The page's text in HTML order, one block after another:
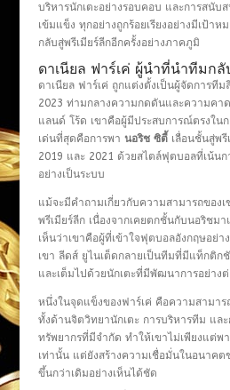
บริหารนักเตะอย่างรอบคอบ และการสนับ
เข้มแข็ง ทุกอย่างถูกร้อยเรียงอย่างมีเป้าห
กลับสู่พรีเมียร์ลีกอีกครั้งอย่างภาคภูมิ
ดาเนียล ฟาร์เค่ ผู้นำที่นำทีมกลั
ดาเนียล ฟาร์เค่ ถูกแต่งตั้งเป็นผู้จัดการทีม
2023 ท่ามกลางความกดดันและความคา
แลนด์ โร้ด เขาคือผู้มีประสบการณ์ตรงใน
เด่นที่สุดคือการพา นอริช ซิตี้เลื่อนชั้นสู่พรี
2019 และ 2021 ด้วยสไตล์ฟุตบอลที่เน้นก
อย่างเป็นระบบ
แม้จะมีคำถามเกี่ยวกับความสามารถของ
พรีเมียร์ลีก เนื่องจากเคยตกชั้นกับนอริชม
เห็นว่าเขาคือผู้ที่เข้าใจฟุตบอลอังกฤษอย่
เขา ลีดส์ ยูไนเต็ดกลายเป็นทีมที่มีแท็กติก
และเต็มไปด้วยนักเตะที่มีพัฒนาการอย่างต่
หนึ่งในจุดแข็งของฟาร์เค่ คือความสามาร
ทั้งด้านจิตวิทยานักเตะ การบริหารทีม แล
ทรัพยากรที่มีจำกัด ทำให้เขาไม่เพียงแต่พ
เท่านั้น แต่ยังสร้างความเชื่อมั่นในอนาคต
ขึ้นกว่าเดิมอย่างเห็นได้ชัด